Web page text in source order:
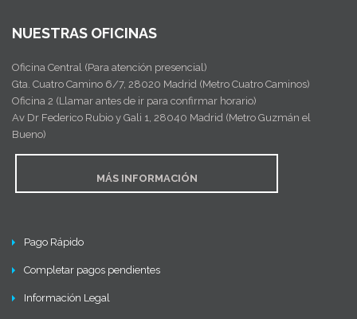
NUESTRAS OFICINAS
Oficina Central (Para atención presencial)
Gta. Cuatro Camino 6/7, 28020 Madrid (Metro Cuatro Caminos)
Oficina 2 (Llamar antes de ir para confirmar horario)
Av Dr Federico Rubio y Gali 1, 28040 Madrid (Metro Guzmán el
Bueno)
MÁS INFORMACIÓN
Pago Rápido
Completar pagos pendientes
Información Legal